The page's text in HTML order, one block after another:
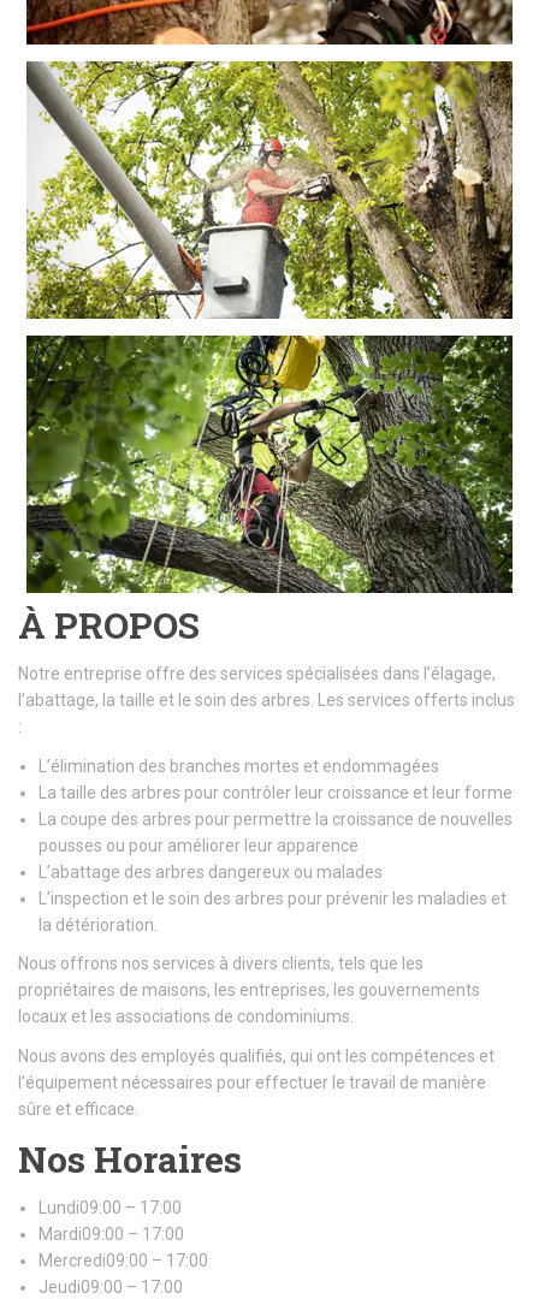
À PROPOS
Notre entreprise offre des services spécialisées dans l’élagage,
l’abattage, la taille et le soin des arbres. Les services offerts inclus
:
L’élimination des branches mortes et endommagées
La taille des arbres pour contrôler leur croissance et leur forme
La coupe des arbres pour permettre la croissance de nouvelles
pousses ou pour améliorer leur apparence
L’abattage des arbres dangereux ou malades
L’inspection et le soin des arbres pour prévenir les maladies et
la détérioration.
Nous offrons nos services à divers clients, tels que les
propriétaires de maisons, les entreprises, les gouvernements
locaux et les associations de condominiums.
Nous avons des employés qualifiés, qui ont les compétences et
l’équipement nécessaires pour effectuer le travail de manière
sûre et efficace.
Nos Horaires
Lundi09:00 – 17:00
Mardi09:00 – 17:00
Mercredi09:00 – 17:00
Jeudi09:00 – 17:00